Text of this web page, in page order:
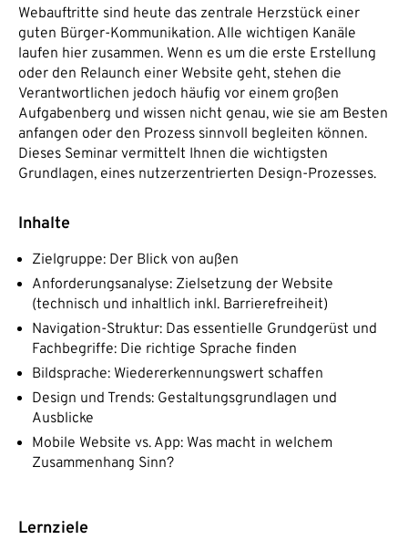
Webauftritte sind heute das zentrale Herzstück einer
guten Bürger-Kommunikation. Alle wichtigen Kanäle
laufen hier zusammen. Wenn es um die erste Erstellung
oder den Relaunch einer Website geht, stehen die
Verantwortlichen jedoch häufig vor einem großen
Aufgabenberg und wissen nicht genau, wie sie am Besten
anfangen oder den Prozess sinnvoll begleiten können.
Dieses Seminar vermittelt Ihnen die wichtigsten
Grundlagen, eines nutzerzentrierten Design-Prozesses.
Inhalte
Zielgruppe: Der Blick von außen
Anforderungsanalyse: Zielsetzung der Website
(technisch und inhaltlich inkl. Barrierefreiheit)
Navigation-Struktur: Das essentielle Grundgerüst und
Fachbegriffe: Die richtige Sprache finden
Bildsprache: Wiedererkennungswert schaffen
Design und Trends: Gestaltungsgrundlagen und
Ausblicke
Mobile Website vs. App: Was macht in welchem
Zusammenhang Sinn?
Lernziele